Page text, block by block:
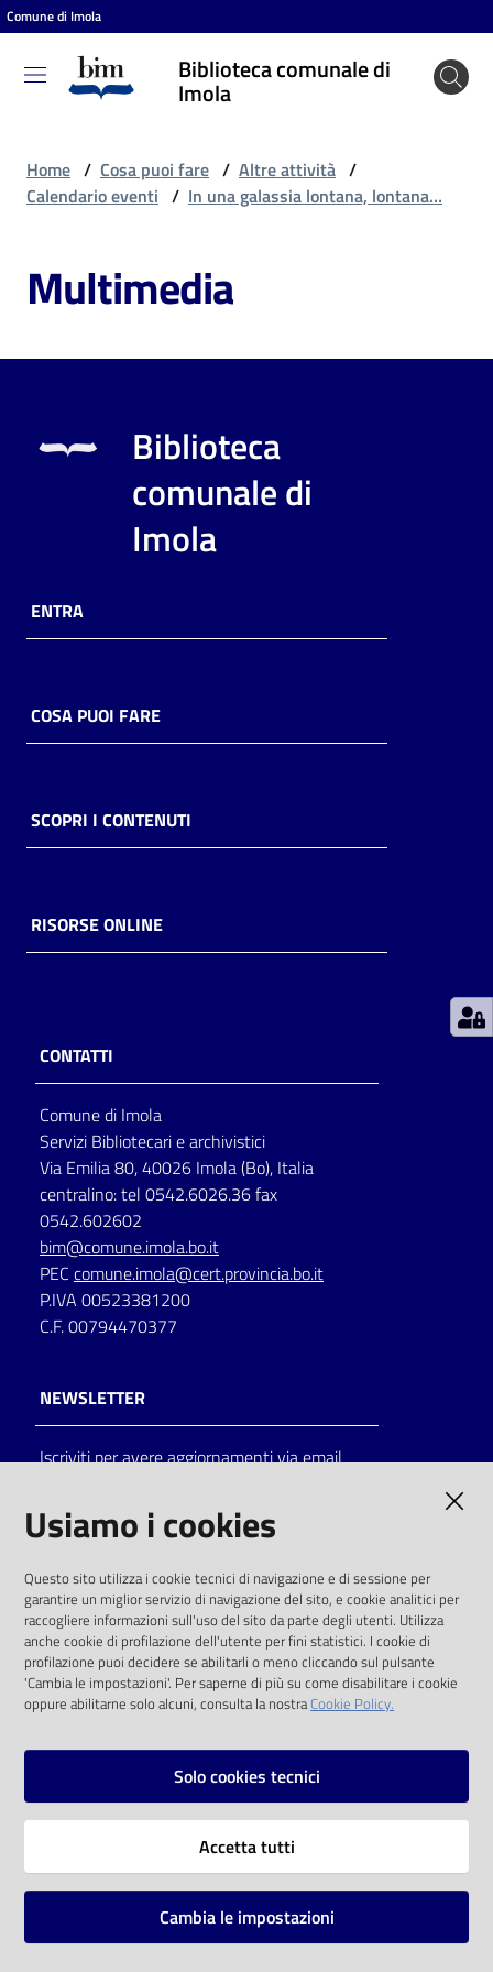
Vai al contenuto
Vai alla navigazione
Vai al footer
Comune di Imola
Biblioteca comunale di
Imola
Biblioteca
comunale
puoi
Risorse
online
Casa
Piani
storico
per
lettura
Seguici
su
Catalogo
on line
Eventi
Chiedi al
bibliotecario
Home / Cosa puoi fare / Altre attività /
Calendario eventi / In una galassia lontana, lontana…
Multimedia
Biblioteca
comunale di
Imola
ENTRA
COSA PUOI FARE
SCOPRI I CONTENUTI
RISORSE ONLINE
CONTATTI
Comune di Imola
Servizi Bibliotecari e archivistici
Via Emilia 80, 40026 Imola (Bo), Italia
centralino: tel 0542.6026.36 fax
0542.602602
bim@comune.imola.bo.it
PEC comune.imola@cert.provincia.bo.it
P.IVA 00523381200
C.F. 00794470377
NEWSLETTER
Iscriviti per avere aggiornamenti via email
solo alle condizioni previste dalla direttiva
comunitaria 2003/98/CE e dal d.lgs. 36/2006
SOCIAL
Instagram
Vai alla pagina
Mappa del sito
Usiamo i cookies
Questo sito utilizza i cookie tecnici di navigazione e di sessione per
garantire un miglior servizio di navigazione del sito, e cookie analitici per
raccogliere informazioni sull'uso del sito da parte degli utenti. Utilizza
anche cookie di profilazione dell'utente per fini statistici. I cookie di
profilazione puoi decidere se abilitarli o meno cliccando sul pulsante
'Cambia le impostazioni'. Per saperne di più su come disabilitare i cookie
oppure abilitarne solo alcuni, consulta la nostraCookie Policy.
Solo cookies tecnici
Accetta tutti
Cambia le impostazioni